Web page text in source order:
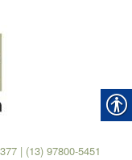
| (13) 97800-5451